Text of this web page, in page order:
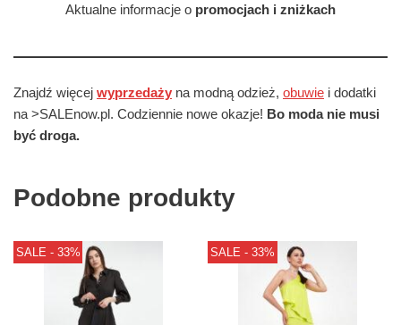
Aktualne informacje o promocjach i zniżkach
Znajdź więcej wyprzedaży na modną odzież, obuwie i dodatki
na >SALEnow.pl. Codziennie nowe okazje! Bo moda nie musi
być droga.
Podobne produkty
SALE - 33% SALE - 33%